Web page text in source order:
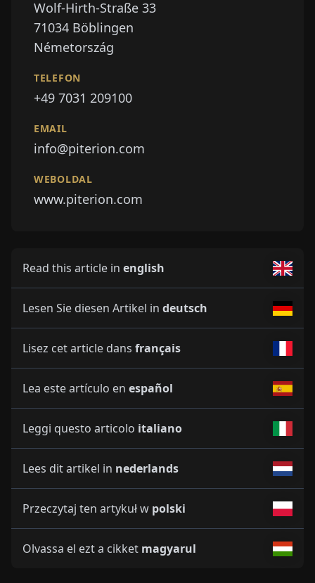
Wolf-Hirth-Straße 33
71034 Böblingen
Németország
TELEFON
+49 7031 209100
EMAIL
info@piterion.com
WEBOLDAL
www.piterion.com
Read this article in english
Lesen Sie diesen Artikel in deutsch
Lisez cet article dans français
Lea este artículo en español
Leggi questo articolo italiano
Lees dit artikel in nederlands
Przeczytaj ten artykuł w polski
Olvassa el ezt a cikket magyarul